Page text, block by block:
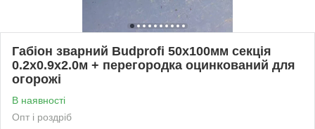
Габіон зварний Budprofi 50х100мм секція
0.2х0.9х2.0м + перегородка оцинкований для
огорожі
В наявності
Опт і роздріб